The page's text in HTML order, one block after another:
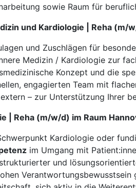
sowie Raum für
und Kardiologie | Reha (m/
und Zuschlägen für
Medizin / Kardiologie zur
Konzept und die
engagierten Team mit
– zur Unterstützung Ihrer
| Reha (m/w/d) im Raum
Kardiologie oder
im Umgang mit
und
Verantwortungsbewusstsein